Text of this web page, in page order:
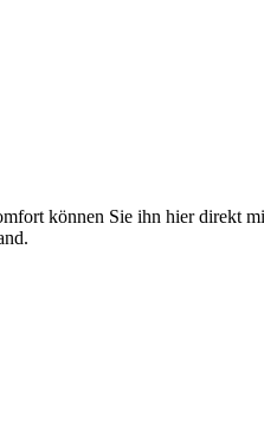
können Sie ihn hier direkt